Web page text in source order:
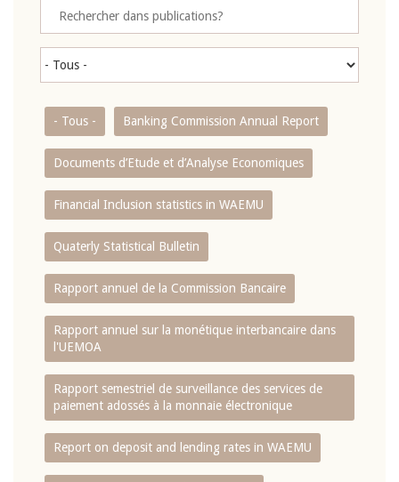
- Tous - Banking Commission Annual Report
Documents d’Etude et d’Analyse Economiques
Financial Inclusion statistics in WAEMU
Quaterly Statistical Bulletin
Rapport annuel de la Commission Bancaire
Rapport annuel sur la monétique interbancaire dans
l'UEMOA
Rapport semestriel de surveillance des services de
paiement adossés à la monnaie électronique
Report on deposit and lending rates in WAEMU